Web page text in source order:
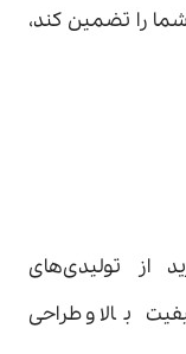
را تضمین کند،
از تولیدی‌های
بالا و طراحی